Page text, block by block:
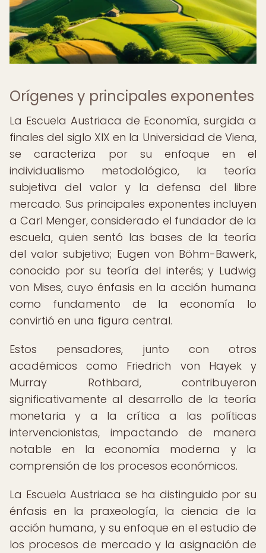
Orígenes y principales exponentes
La Escuela Austriaca de Economía, surgida a
finales del siglo XIX en la Universidad de Viena,
se caracteriza por su enfoque en el
individualismo metodológico, la teoría
subjetiva del valor y la defensa del libre
mercado. Sus principales exponentes incluyen
a Carl Menger, considerado el fundador de la
escuela, quien sentó las bases de la teoría
del valor subjetivo; Eugen von Böhm-Bawerk,
conocido por su teoría del interés; y Ludwig
von Mises, cuyo énfasis en la acción humana
como fundamento de la economía lo
convirtió en una figura central.
Estos pensadores, junto con otros
académicos como Friedrich von Hayek y
Murray Rothbard, contribuyeron
significativamente al desarrollo de la teoría
monetaria y a la crítica a las políticas
intervencionistas, impactando de manera
notable en la economía moderna y la
comprensión de los procesos económicos.
La Escuela Austriaca se ha distinguido por su
énfasis en la praxeología, la ciencia de la
acción humana, y su enfoque en el estudio de
los procesos de mercado y la asignación de